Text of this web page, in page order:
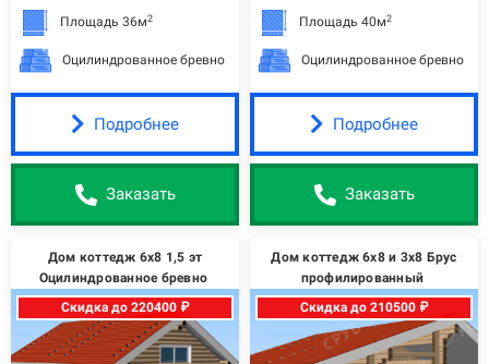
Площадь 36м2
Оцилиндрованное бревно
Подробнее
Заказать
Площадь 40м2
Оцилиндрованное бревно
Подробнее
Заказать
Дом коттедж 6х8 1,5 эт
Оцилиндрованное бревно
Скидка до 220400 ₽
Дом коттедж 6х8 и 3х8 Брус
профилированный
Скидка до 210500 ₽